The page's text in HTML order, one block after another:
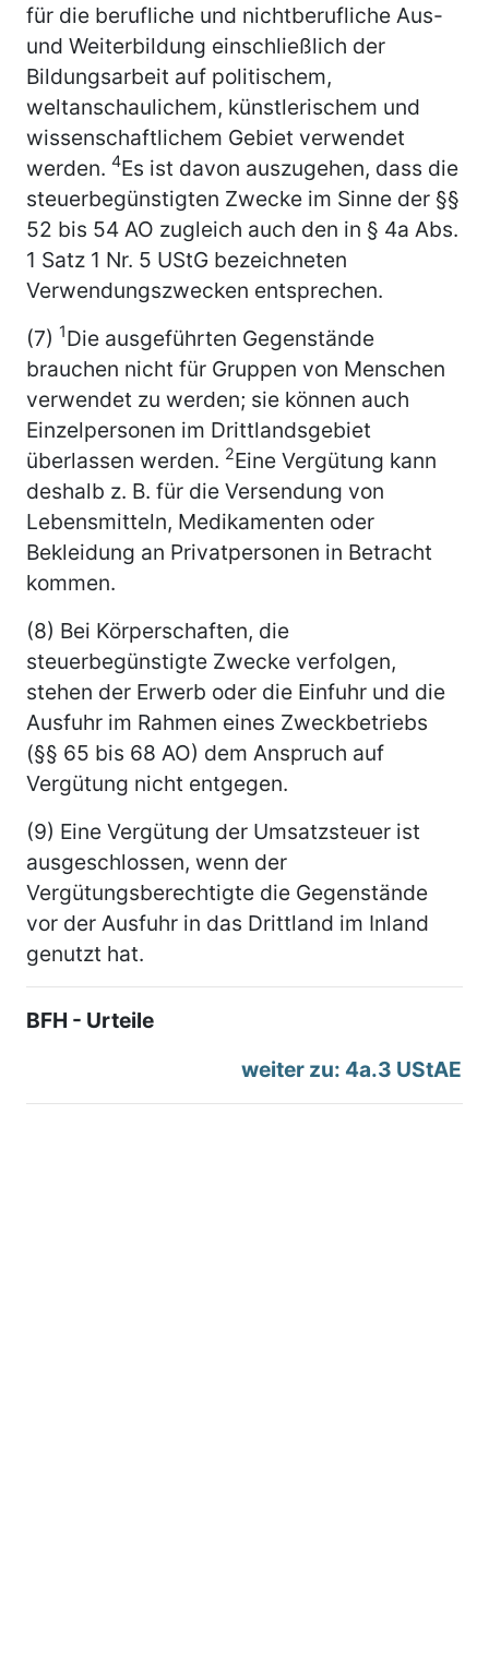
für die berufliche und nichtberufliche Aus-
und Weiterbildung einschließlich der
Bildungsarbeit auf politischem,
weltanschaulichem, künstlerischem und
wissenschaftlichem Gebiet verwendet
werden. 4Es ist davon auszugehen, dass die
steuerbegünstigten Zwecke im Sinne der §§
52 bis 54 AO zugleich auch den in § 4a Abs.
1 Satz 1 Nr. 5 UStG bezeichneten
Verwendungszwecken entsprechen.
(7) 1Die ausgeführten Gegenstände
brauchen nicht für Gruppen von Menschen
verwendet zu werden; sie können auch
Einzelpersonen im Drittlandsgebiet
überlassen werden. 2Eine Vergütung kann
deshalb z. B. für die Versendung von
Lebensmitteln, Medikamenten oder
Bekleidung an Privatpersonen in Betracht
kommen.
(8) Bei Körperschaften, die
steuerbegünstigte Zwecke verfolgen,
stehen der Erwerb oder die Einfuhr und die
Ausfuhr im Rahmen eines Zweckbetriebs
(§§ 65 bis 68 AO) dem Anspruch auf
Vergütung nicht entgegen.
(9) Eine Vergütung der Umsatzsteuer ist
ausgeschlossen, wenn der
Vergütungsberechtigte die Gegenstände
vor der Ausfuhr in das Drittland im Inland
genutzt hat.
BFH - Urteile
weiter zu: 4a.3 UStAE